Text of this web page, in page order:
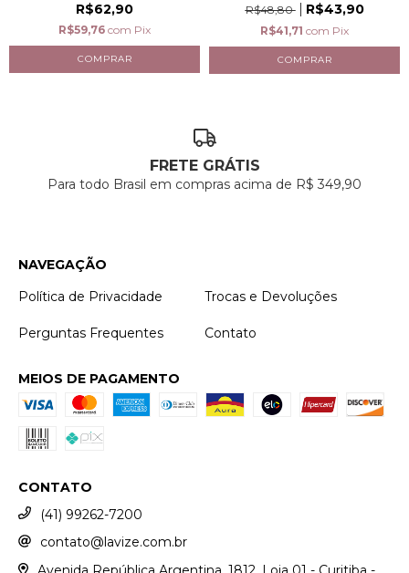
R$62,90
R$59,76 com Pix
R$48,80
R$43,90
R$41,71 com Pix
FRETE GRÁTIS
Para todo Brasil em compras acima de R$ 349,90
NAVEGAÇÃO
Política de Privacidade
Trocas e Devoluções
Perguntas Frequentes Contato
MEIOS DE PAGAMENTO
CONTATO
(41) 99262-7200
contato@lavize.com.br